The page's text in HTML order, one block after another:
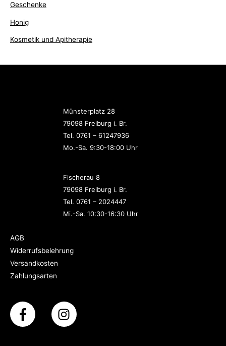
Geschenke
Honig
Kosmetik und Apitherapie
Münsterplatz 28
79098 Freiburg i. Br.
Tel. 0761 – 61247936
Mo.-Sa. 9:30-18:00 Uhr
Fischerau 8
79098 Freiburg i. Br.
Tel. 0761 – 2024447
Mi.-Sa. 10:30-16:30 Uhr
AGB
Widerrufsbelehrung
Versandkosten
Zahlungsarten